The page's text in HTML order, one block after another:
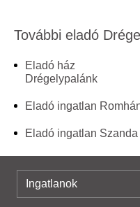
További eladó
Eladó ház
Drégelypalánk
Eladó ingatlan
Eladó ingatlan Szanda
Ingatlanok